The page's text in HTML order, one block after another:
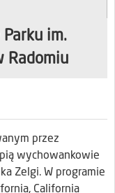
im.
Radomiu
przez
wychowankowie
Zelgi. W programie
California